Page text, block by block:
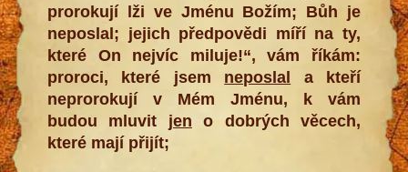
prorokují lži ve Jménu Božím; Bůh je
neposlal; jejich předpovědi míří na ty,
které On nejvíc miluje!“, vám říkám:
proroci, které jsem neposlal a kteří
neprorokují v Mém Jménu, k vám
budou mluvit jen o dobrých věcech,
které mají přijít;